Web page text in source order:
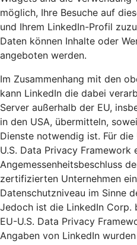
möglich, Ihre Besuche auf
und Ihrem LinkedIn-Profil
Daten können Inhalte oder
angeboten werden.
Im Zusammenhang mit den
kann LinkedIn die dabei
Server außerhalb der EU,
in den USA, übermitteln,
Dienste notwendig ist. Für
U.S. Data Privacy Framework
Angemessenheitsbeschluss
zertifizierten Unternehmen
Datenschutzniveau im Sinne
Jedoch ist die LinkedIn Corp.
EU-U.S. Data Privacy
Angaben von LinkedIn